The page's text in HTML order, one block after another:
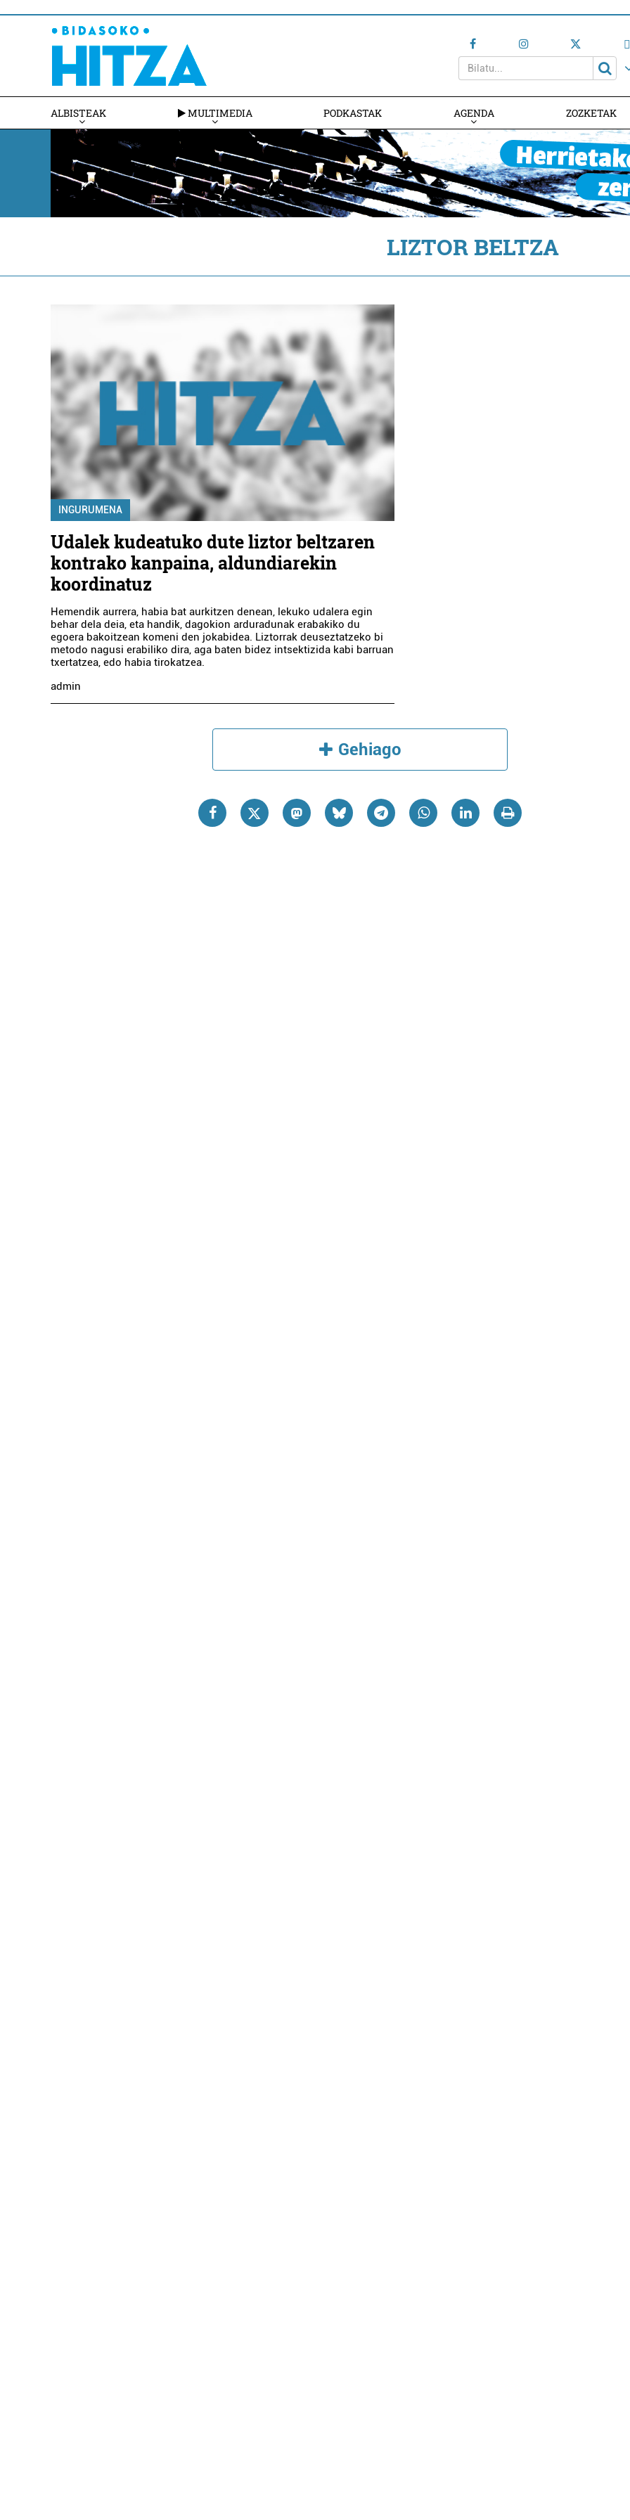
ALBISTEAK MULTIMEDIA PODKASTAK AGENDA ZOZKETAK
LIZTOR BELTZA
INGURUMENA
Udalek kudeatuko dute liztor beltzaren
kontrako kanpaina, aldundiarekin
koordinatuz
Hemendik aurrera, habia bat aurkitzen denean, lekuko udalera egin
behar dela deia, eta handik, dagokion arduradunak erabakiko du
egoera bakoitzean komeni den jokabidea. Liztorrak deuseztatzeko bi
metodo nagusi erabiliko dira, aga baten bidez intsektizida kabi barruan
txertatzea, edo habia tirokatzea.
admin
Gehiago